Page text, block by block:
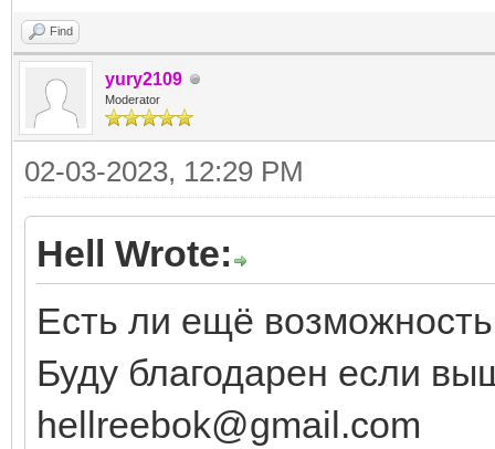
Find
yury2109
Moderator
02-03-2023, 12:29 PM
Hell Wrote:
Есть ли ещё возможность
Буду благодарен если
hellreebok@gmail.com